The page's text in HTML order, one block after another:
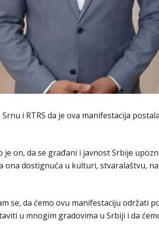
i RTRS da je ova manifestacija
je on, da se građani i javnost Srbije
ona dostignuća u kulturi, stvaralaštvu,
se, da ćemo ovu manifestaciju održati
u mnogim gradovima u Srbiji i da